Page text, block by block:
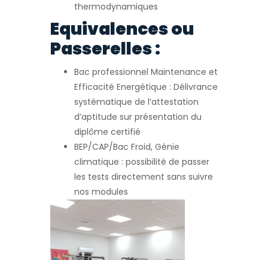
thermodynamiques
Equivalences ou
Passerelles :
Bac professionnel Maintenance et
Efficacité Energétique : Délivrance
systématique de l’attestation
d’aptitude sur présentation du
diplôme certifié
BEP/CAP/Bac Froid, Génie
climatique : possibilité de passer
les tests directement sans suivre
nos modules